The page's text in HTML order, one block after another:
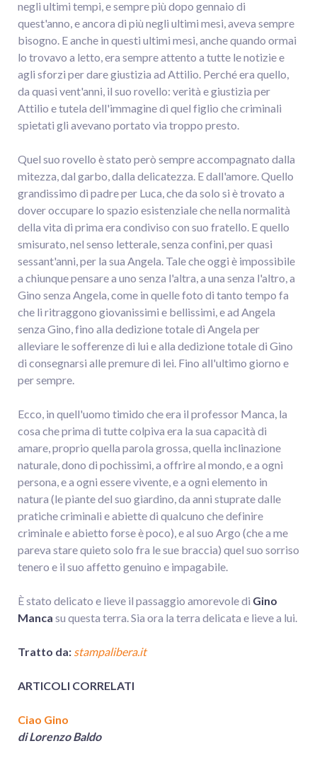
negli ultimi tempi, e sempre più dopo gennaio di
quest'anno, e ancora di più negli ultimi mesi, aveva sempre
bisogno. E anche in questi ultimi mesi, anche quando ormai
lo trovavo a letto, era sempre attento a tutte le notizie e
agli sforzi per dare giustizia ad Attilio. Perché era quello,
da quasi vent'anni, il suo rovello: verità e giustizia per
Attilio e tutela dell'immagine di quel figlio che criminali
spietati gli avevano portato via troppo presto.
Quel suo rovello è stato però sempre accompagnato dalla
mitezza, dal garbo, dalla delicatezza. E dall'amore. Quello
grandissimo di padre per Luca, che da solo si è trovato a
dover occupare lo spazio esistenziale che nella normalità
della vita di prima era condiviso con suo fratello. E quello
smisurato, nel senso letterale, senza confini, per quasi
sessant'anni, per la sua Angela. Tale che oggi è impossibile
a chiunque pensare a uno senza l'altra, a una senza l'altro, a
Gino senza Angela, come in quelle foto di tanto tempo fa
che li ritraggono giovanissimi e bellissimi, e ad Angela
senza Gino, fino alla dedizione totale di Angela per
alleviare le sofferenze di lui e alla dedizione totale di Gino
di consegnarsi alle premure di lei. Fino all'ultimo giorno e
per sempre.
Ecco, in quell'uomo timido che era il professor Manca, la
cosa che prima di tutte colpiva era la sua capacità di
amare, proprio quella parola grossa, quella inclinazione
naturale, dono di pochissimi, a offrire al mondo, e a ogni
persona, e a ogni essere vivente, e a ogni elemento in
natura (le piante del suo giardino, da anni stuprate dalle
pratiche criminali e abiette di qualcuno che definire
criminale e abietto forse è poco), e al suo Argo (che a me
pareva stare quieto solo fra le sue braccia) quel suo sorriso
tenero e il suo affetto genuino e impagabile.
È stato delicato e lieve il passaggio amorevole di Gino
Manca su questa terra. Sia ora la terra delicata e lieve a lui.
Tratto da: stampalibera.it
ARTICOLI CORRELATI
Ciao Gino
di Lorenzo Baldo